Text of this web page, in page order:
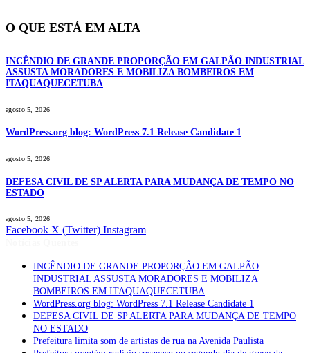
O QUE ESTÁ EM ALTA
INCÊNDIO DE GRANDE PROPORÇÃO EM GALPÃO INDUSTRIAL
ASSUSTA MORADORES E MOBILIZA BOMBEIROS EM
ITAQUAQUECETUBA
agosto 5, 2026
WordPress.org blog: WordPress 7.1 Release Candidate 1
agosto 5, 2026
DEFESA CIVIL DE SP ALERTA PARA MUDANÇA DE TEMPO NO
ESTADO
agosto 5, 2026
Facebook X (Twitter) Instagram
INCÊNDIO DE GRANDE PROPORÇÃO EM GALPÃO
INDUSTRIAL ASSUSTA MORADORES E MOBILIZA
BOMBEIROS EM ITAQUAQUECETUBA
WordPress.org blog: WordPress 7.1 Release Candidate 1
DEFESA CIVIL DE SP ALERTA PARA MUDANÇA DE TEMPO
NO ESTADO
Prefeitura limita som de artistas de rua na Avenida Paulista